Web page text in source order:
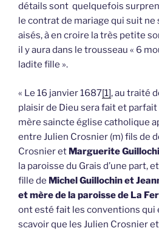
détails sont quelquefois
le contrat de mariage qui suit ne
aisés, à en croire la très petite
il y aura dans le trousseau « 6
ladite fille ».
« Le 16 janvier 1687[1], au traité
plaisir de Dieu sera fait et
mère saincte église catholique
entre Julien Crosnier (m) fils de
Crosnier et Marguerite
la paroisse du Grais d’une part,
fille de Michel Guillochin et
et mère de la paroisse de La
ont esté fait les conventions qui
scavoir que les Julien Crosnier